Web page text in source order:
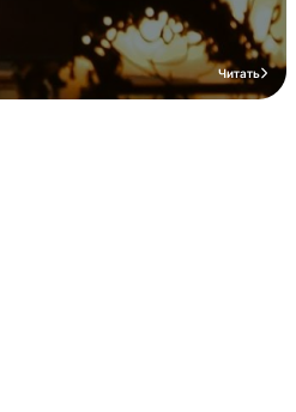
Читать